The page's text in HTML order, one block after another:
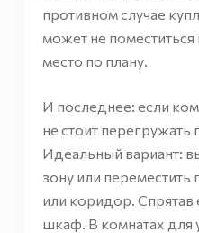
противном случае
может не
место по плану.
И последнее: если
не стоит
Идеальный вариант:
зону или
или коридор.
шкаф. В комнатах для